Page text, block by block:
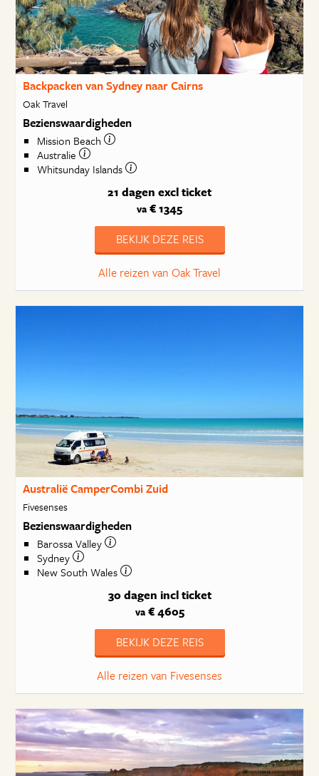
Backpacken van Sydney naar Cairns
Oak Travel
Bezienswaardigheden
Mission Beach
Australie
Whitsunday Islands
21 dagen excl ticket
va € 1345
BEKIJK DEZE REIS
Alle reizen van Oak Travel
Australië CamperCombi Zuid
Fivesenses
Bezienswaardigheden
Barossa Valley
Sydney
New South Wales
30 dagen incl ticket
va€ 4605
BEKIJK DEZE REIS
Alle reizen van Fivesenses